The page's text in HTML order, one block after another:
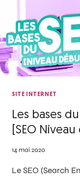
SITE INTERNET
Les bases
[SEO
14 mai 2020
Le SEO (Search